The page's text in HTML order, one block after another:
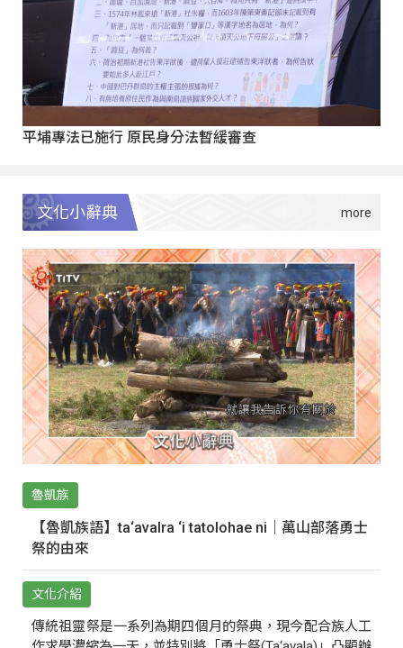
平埔專法已施行 原民身分法暫緩審查
文化小辭典
魯凱族
【魯凱族語】ta‘avalra ‘i tatolohae ni｜萬山部落勇士
祭的由來
文化介紹
傳統祖靈祭是一系列為期四個月的祭典，現今配合族人工